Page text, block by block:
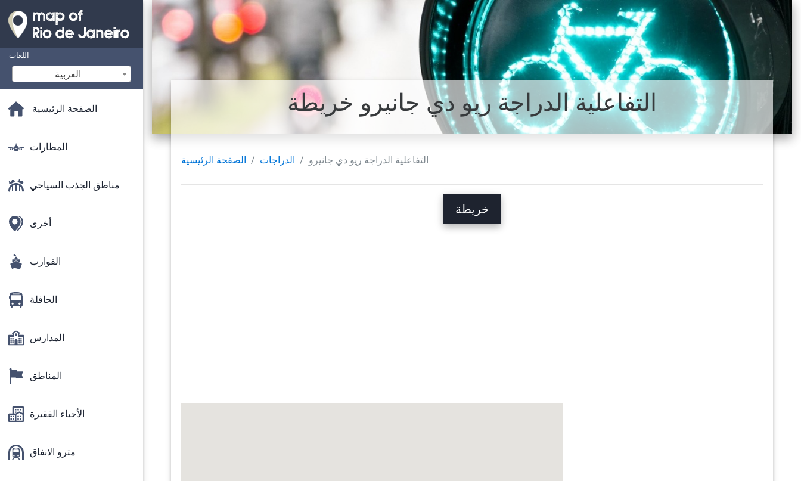
اللغات
‫العربية
الصفحة الرئيسية
المطارات
مناطق الجذب السياحي
أخرى
القوارب
الحافلة
المدارس
المناطق
الأحياء الفقيرة
مترو الانفاق
التفاعلية الدراجة ريو دي جانيرو خريطة
الصفحة الرئيسية الدراجات التفاعلية الدراجة ريو دي جانيرو
خريطة